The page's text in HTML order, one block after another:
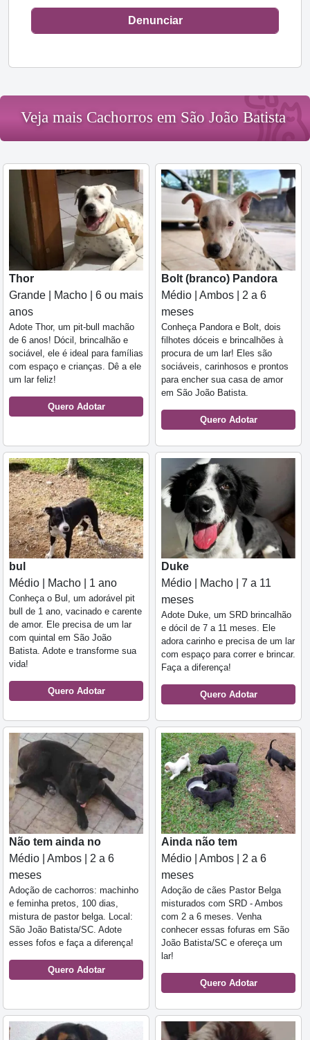
Denunciar
Veja mais Cachorros em São João Batista
Thor
Grande | Macho | 6 ou mais
anos
Adote Thor, um pit-bull machão
de 6 anos! Dócil, brincalhão e
sociável, ele é ideal para famílias
com espaço e crianças. Dê a ele
um lar feliz!
Quero Adotar
Bolt (branco) Pandora
Médio | Ambos | 2 a 6
meses
Conheça Pandora e Bolt, dois
filhotes dóceis e brincalhões à
procura de um lar! Eles são
sociáveis, carinhosos e prontos
para encher sua casa de amor
em São João Batista.
Quero Adotar
bul
Médio | Macho | 1 ano
Conheça o Bul, um adorável pit
bull de 1 ano, vacinado e carente
de amor. Ele precisa de um lar
com quintal em São João
Batista. Adote e transforme sua
vida!
Quero Adotar
Duke
Médio | Macho | 7 a 11
meses
Adote Duke, um SRD brincalhão
e dócil de 7 a 11 meses. Ele
adora carinho e precisa de um lar
com espaço para correr e brincar.
Faça a diferença!
Quero Adotar
Não tem ainda no
Médio | Ambos | 2 a 6
meses
Adoção de cachorros: machinho
e feminha pretos, 100 dias,
mistura de pastor belga. Local:
São João Batista/SC. Adote
esses fofos e faça a diferença!
Quero Adotar
Ainda não tem
Médio | Ambos | 2 a 6
meses
Adoção de cães Pastor Belga
misturados com SRD - Ambos
com 2 a 6 meses. Venha
conhecer essas fofuras em São
João Batista/SC e ofereça um
lar!
Quero Adotar